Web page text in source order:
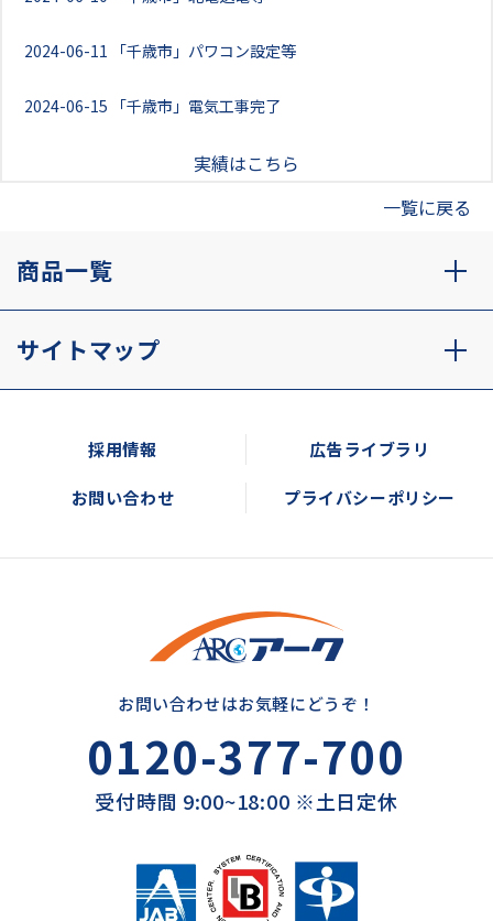
2024-06-11 「千歳市」パワコン設定等
2024-06-15 「千歳市」電気工事完了
実績はこちら
一覧に戻る
商品一覧
サイトマップ
採用情報 広告ライブラリ
お問い合わせ プライバシーポリシー
お問い合わせはお気軽にどうぞ！
0120-377-700
受付時間 9:00~18:00 ※土日定休